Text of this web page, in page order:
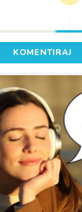
KOMENTIRAJ